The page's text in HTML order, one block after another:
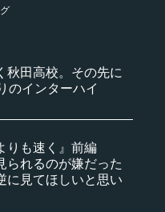
秋田高校。その先に
のインターハイ
りも速く』前編
られるのが嫌だった
に見てほしいと思い